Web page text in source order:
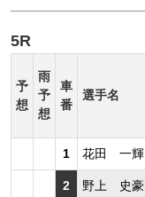
5R
予
想
雨
予
想
車
番
選手名
1 花田 一輝
2 野上 史豪